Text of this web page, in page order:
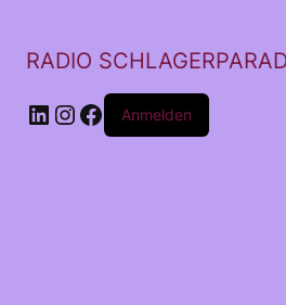
RADIO
LinkedIn
Instagram
Facebook
Anmelden